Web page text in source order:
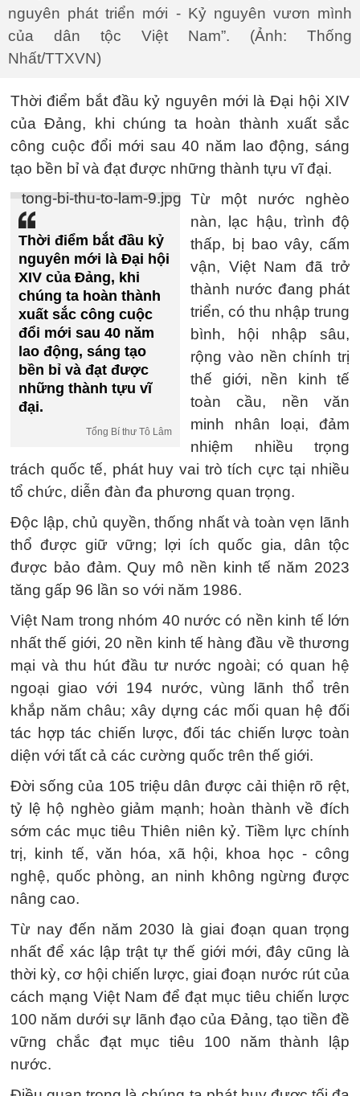
nguyên phát triển mới - Kỷ nguyên vươn mình
của dân tộc Việt Nam”. (Ảnh: Thống
Nhất/TTXVN)
Thời điểm bắt đầu kỷ nguyên mới là Đại hội XIV
của Đảng, khi chúng ta hoàn thành xuất sắc
công cuộc đổi mới sau 40 năm lao động, sáng
tạo bền bỉ và đạt được những thành tựu vĩ đại.
Thời điểm bắt đầu kỷ
nguyên mới là Đại hội
XIV của Đảng, khi
chúng ta hoàn thành
xuất sắc công cuộc
đổi mới sau 40 năm
lao động, sáng tạo
bền bỉ và đạt được
những thành tựu vĩ
đại.
Tổng Bí thư Tô Lâm
Từ một nước nghèo
nàn, lạc hậu, trình độ
thấp, bị bao vây, cấm
vận, Việt Nam đã trở
thành nước đang phát
triển, có thu nhập trung
bình, hội nhập sâu,
rộng vào nền chính trị
thế giới, nền kinh tế
toàn cầu, nền văn
minh nhân loại, đảm
nhiệm nhiều trọng
trách quốc tế, phát huy vai trò tích cực tại nhiều
tổ chức, diễn đàn đa phương quan trọng.
Độc lập, chủ quyền, thống nhất và toàn vẹn lãnh
thổ được giữ vững; lợi ích quốc gia, dân tộc
được bảo đảm. Quy mô nền kinh tế năm 2023
tăng gấp 96 lần so với năm 1986.
Việt Nam trong nhóm 40 nước có nền kinh tế lớn
nhất thế giới, 20 nền kinh tế hàng đầu về thương
mại và thu hút đầu tư nước ngoài; có quan hệ
ngoại giao với 194 nước, vùng lãnh thổ trên
khắp năm châu; xây dựng các mối quan hệ đối
tác hợp tác chiến lược, đối tác chiến lược toàn
diện với tất cả các cường quốc trên thế giới.
Đời sống của 105 triệu dân được cải thiện rõ rệt,
tỷ lệ hộ nghèo giảm mạnh; hoàn thành về đích
sớm các mục tiêu Thiên niên kỷ. Tiềm lực chính
trị, kinh tế, văn hóa, xã hội, khoa học - công
nghệ, quốc phòng, an ninh không ngừng được
nâng cao.
Từ nay đến năm 2030 là giai đoạn quan trọng
nhất để xác lập trật tự thế giới mới, đây cũng là
thời kỳ, cơ hội chiến lược, giai đoạn nước rút của
cách mạng Việt Nam để đạt mục tiêu chiến lược
100 năm dưới sự lãnh đạo của Đảng, tạo tiền đề
vững chắc đạt mục tiêu 100 năm thành lập
nước.